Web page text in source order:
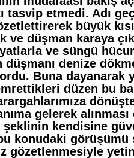
tasvip etmedi. Adı
büyük
ve düşman karaya
ve süngü
düşmanı denize
Buna dayanarak
düzen bu
gelerek
kendisine
konudaki görüşümü
gözetlenmesiyle